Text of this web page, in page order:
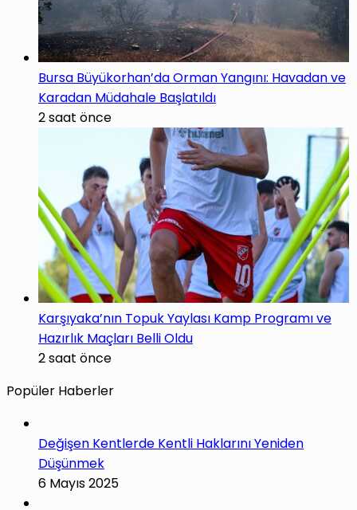
Bursa Büyükorhan’da Orman Yangını: Havadan ve
Karadan Müdahale Başlatıldı
2 saat önce
Karşıyaka’nın Topuk Yaylası Kamp Programı ve
Hazırlık Maçları Belli Oldu
2 saat önce
Popüler Haberler
Değişen Kentlerde Kentli Haklarını Yeniden
Düşünmek
6 Mayıs 2025